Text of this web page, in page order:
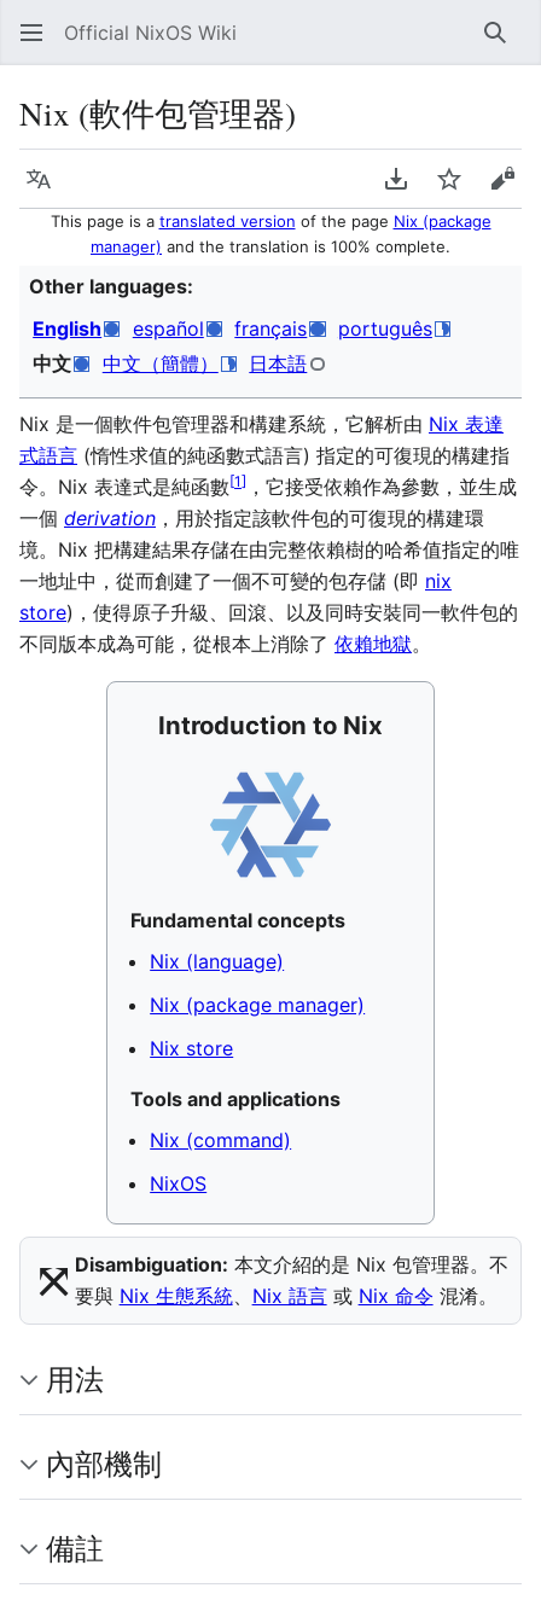
Official NixOS Wiki
Nix (軟件包管理器)
Language Download PDF
Watch
This page is a translated version of the page Nix (package
manager) and the translation is 100% complete.
Other languages:
English
español français
português
中文
中文（簡體） 日本語
Nix 是一個軟件包管理器和構建系統，它解析由 Nix 表達
式語言 (惰性求值的純函數式語言) 指定的可復現的構建指
令。Nix 表達式是純函數[1] ，它接受依賴作為參數，並生成
一個 derivation ，用於指定該軟件包的可復現的構建環
境。Nix 把構建結果存儲在由完整依賴樹的哈希值指定的唯
一地址中，從而創建了一個不可變的包存儲 (即 nix
store)，使得原子升級、回滾、以及同時安裝同一軟件包的
不同版本成為可能，從根本上消除了 依賴地獄。
Introduction to Nix
Fundamental concepts
Nix (language)
Nix (package manager)
Nix store
Tools and applications
Nix (command)
NixOS
⤧︎ Disambiguation: 本文介紹的是 Nix 包管理器。不
要與 Nix 生態系統、 Nix 語言或 Nix 命令 混淆。
用法
內部機制
備註